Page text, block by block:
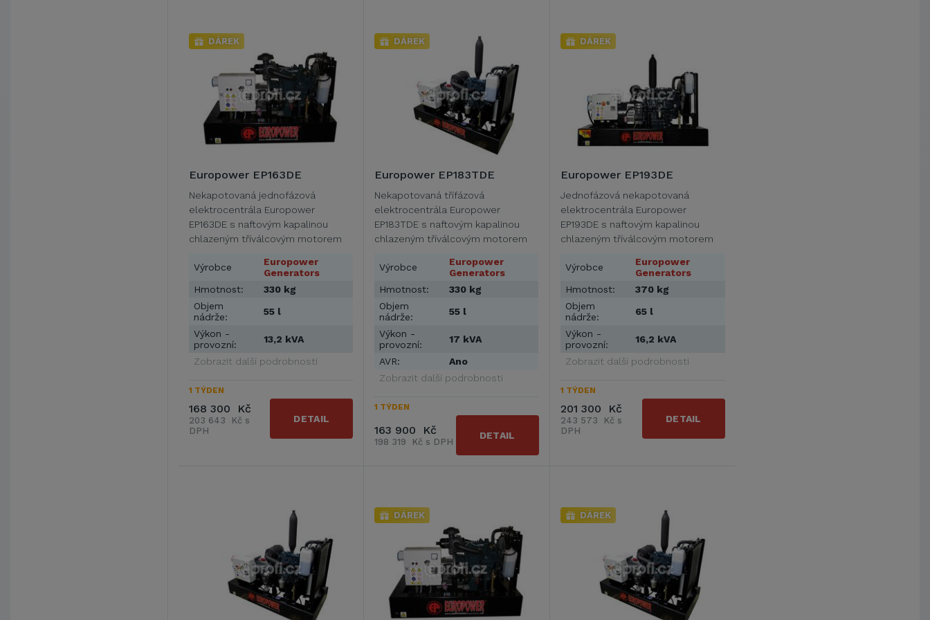
DÁREK
Europower EP163DE
Nekapotovaná jednofázová
elektrocentrála Europower
EP163DE s naftovým kapalinou
chlazeným tříválcovým motorem
Výrobce
Europower
Generators
Hmotnost:
330 kg
Objem
nádrže:
55 l
Výkon -
provozní:
13,2 kVA
Zobrazit další podrobnosti
1 TÝDEN
168 300 Kč
203 643 Kč s
DPH
DETAIL
DÁREK
Europower EP183TDE
Nekapotovaná třífázová
elektrocentrála Europower
EP183TDE s naftovým kapalinou
chlazeným tříválcovým motorem
Výrobce
Europower
Generators
Hmotnost:
330 kg
Objem
nádrže:
55 l
Výkon -
provozní:
17 kVA
AVR:
Ano
Zobrazit další podrobnosti
1 TÝDEN
163 900 Kč
198 319 Kč s DPH
DETAIL
DÁREK
Europower EP193DE
Jednofázová nekapotovaná
elektrocentrála Europower
EP193DE s naftovým kapalinou
chlazeným tříválcovým motorem
…Výrobce
Europower
Generators
Hmotnost:
370 kg
Objem
nádrže:
65 l
Výkon -
provozní:
16,2 kVA
Zobrazit další podrobnosti
1 TÝDEN
201 300 Kč
243 573 Kč s
DPH
DETAIL
DÁREK DÁREK